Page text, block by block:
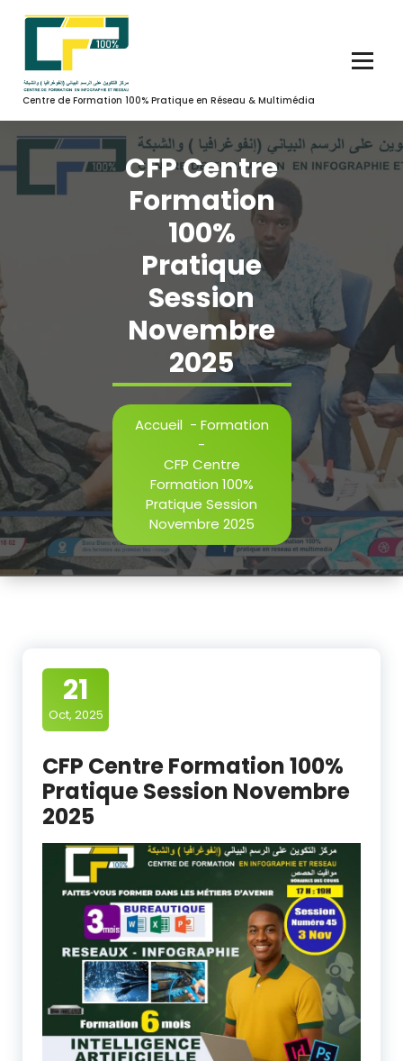
Centre de Formation 100% Pratique en Réseau & Multimédia
CFP Centre
Formation
100%
Pratique
Session
Novembre
2025
Accueil- Formation
-
CFP Centre
Formation 100%
Pratique Session
Novembre 2025
21
Oct, 2025
CFP Centre Formation 100%
Pratique Session Novembre
2025